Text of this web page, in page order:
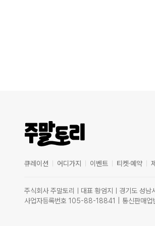
큐레이션 어디가지 이벤트 티켓·예약
주식회사 주말토리ㅣ대표 황엄지ㅣ경기도 성
사업자등록번호 105-88-18841 | 통신판